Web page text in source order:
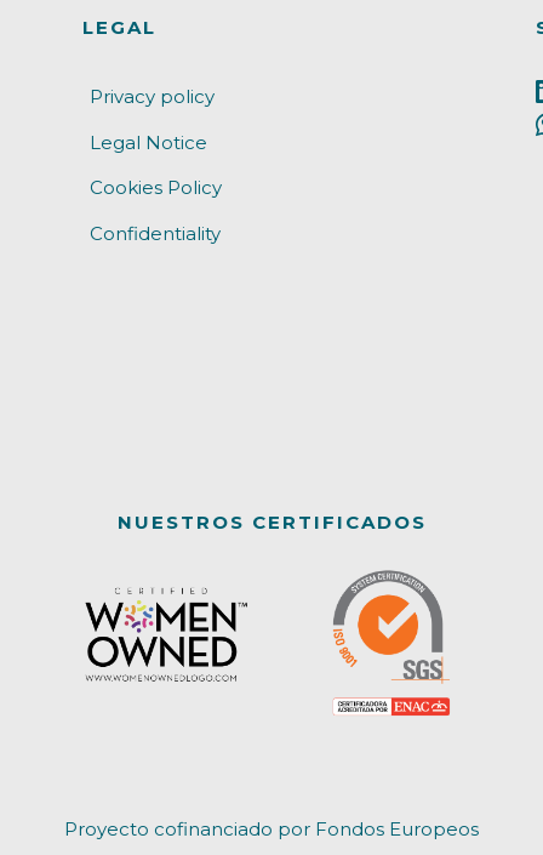
LEGAL
Privacy policy
Legal Notice
Cookies Policy
Confidentiality
NUESTROS CERTIFICADOS
Proyecto cofinanciado por Fondos Europeos